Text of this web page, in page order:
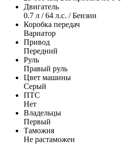
Двигатель
0.7 л / 64 л.с. / Бензин
Коробка передач
Вариатор
Привод
Передний
Руль
Правый руль
Цвет машины
Серый
ПТС
Нет
Владельцы
Первый
Таможня
Не растаможен